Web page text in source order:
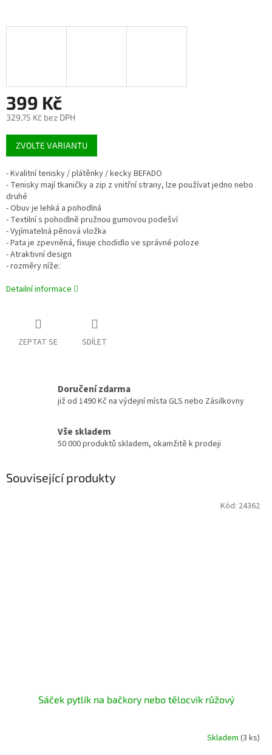
399 Kč
329,75 Kč bez DPH
Měrná
cena:
ZVOLTE VARIANTU
- Kvalitní tenisky / plátěnky / kecky BEFADO
- Tenisky mají tkaničky a zip z vnitřní strany, lze používat jedno nebo
druhé
- Obuv je lehká a pohodlná
- Textilní s pohodlně pružnou gumovou podešví
- Vyjímatelná pěnová vložka
- Pata je zpevněná, fixuje chodidlo ve správné poloze
- Atraktivní design
- rozměry níže:
Detailní informace
ZEPTAT SE SDÍLET
Doručení zdarma
již od 1490 Kč na výdejní místa GLS nebo Zásilkovny
Vše skladem
50 000 produktů skladem, okamžitě k prodeji
Související produkty
Sáček pytlík na bačkory nebo tělocvik růžový
Skladem (3 ks)
Kód: 24362